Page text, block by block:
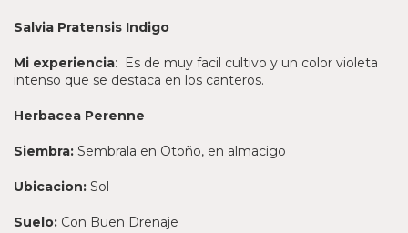
Salvia Pratensis Indigo
Mi experiencia: Es de muy facil cultivo y un color violeta
intenso que se destaca en los canteros.
Herbacea Perenne
Siembra: Sembrala en Otoño, en almacigo
Ubicacion: Sol
Suelo: Con Buen Drenaje